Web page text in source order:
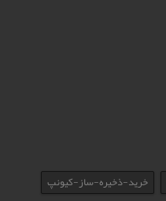
خرید-ذخیره-ساز-کیونپ